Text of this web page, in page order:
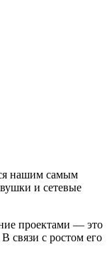
нашим самым
и сетевые
проектами — это
связи с ростом его